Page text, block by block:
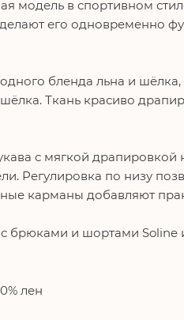
модель в спортивном
делают его одновременно
бленда льна и
Ткань красиво
с мягкой драпировкой
Регулировка по низу
карманы добавляют
с брюками и шортами Soline
лен